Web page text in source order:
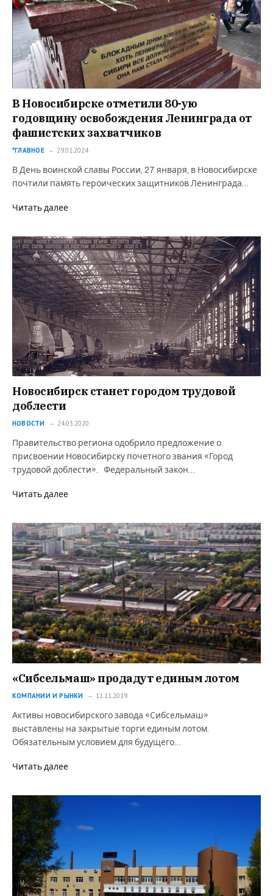
В Новосибирске отметили 80-ую
годовщину освобождения Ленинграда от
фашистских захватчиков
*ГЛАВНОЕ 29.01.2024
В День воинской славы России, 27 января, в Новосибирске
почтили память героических защитников Ленинграда…
Читать далее
Новосибирск станет городом трудовой
доблести
НОВОСТИ 24.03.2020
Правительство региона одобрило предложение о
присвоении Новосибирску почетного звания «Город
трудовой доблести». Федеральный закон…
Читать далее
«Сибсельмаш» продадут единым лотом
КОМПАНИИ И РЫНКИ 11.11.2019
Активы новосибирского завода «Сибсельмаш»
выставлены на закрытые торги единым лотом.
Обязательным условием для будущего…
Читать далее